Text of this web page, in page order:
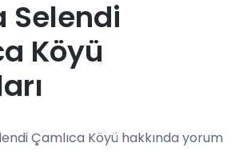
Selendi
Köyü
Çamlıca Köyü hakkında yorum